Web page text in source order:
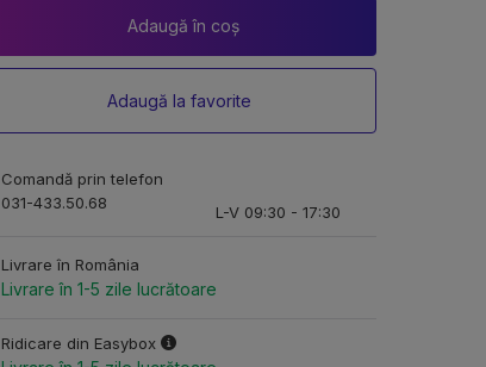
Adaugă în coș
Adaugă la favorite
Comandă prin telefon
031-433.50.68
L-V 09:30 - 17:30
Livrare în România
Livrare în 1-5 zile lucrătoare
Ridicare din Easybox